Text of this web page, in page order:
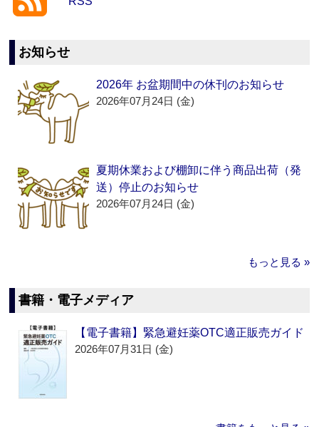
お知らせ
2026年 お盆期間中の休刊のお知らせ
2026年07月24日 (金)
夏期休業および棚卸に伴う商品出荷（発
送）停止のお知らせ
2026年07月24日 (金)
もっと見る »
書籍・電子メディア
【電子書籍】緊急避妊薬OTC適正販売ガイド
2026年07月31日 (金)